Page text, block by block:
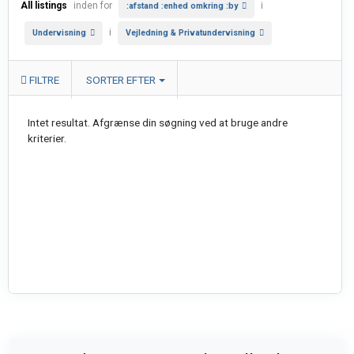
All listings inden for :afstand :enhed omkring :by i
Undervisning i Vejledning & Privatundervisning
FILTRE SORTER EFTER
Intet resultat. Afgrænse din søgning ved at bruge andre
kriterier.